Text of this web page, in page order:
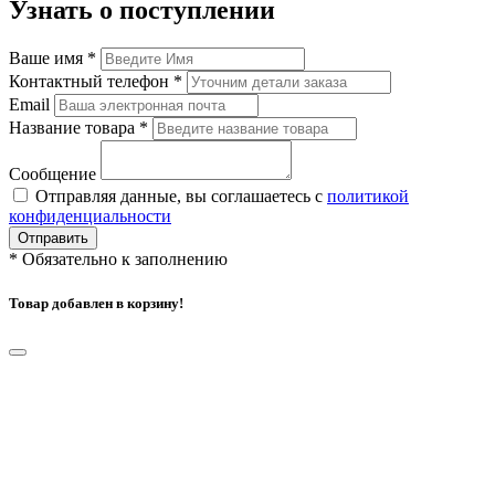
Узнать о поступлении
Ваше имя *
Контактный телефон *
Email
Название товара *
Сообщение
Отправляя данные, вы соглашаетесь с политикой
конфиденциальности
Отправить
* Обязательно к заполнению
Товар добавлен в корзину!